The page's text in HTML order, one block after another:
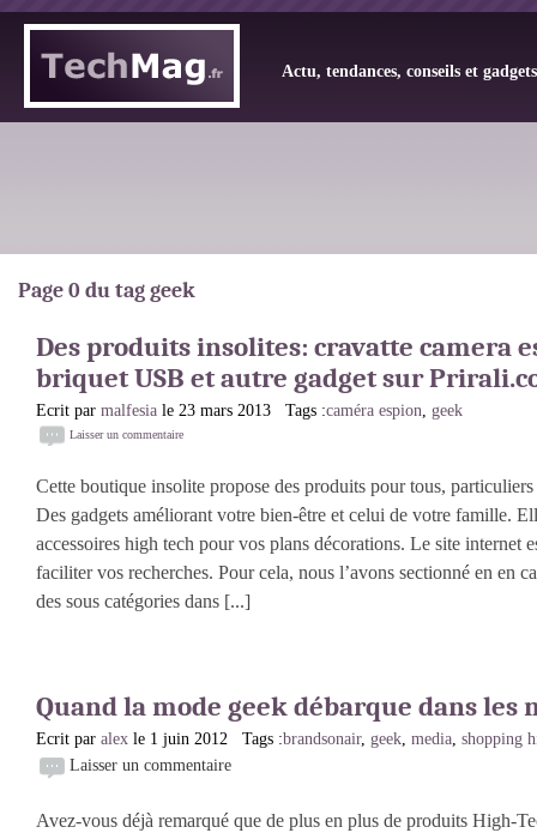
Actu, tendances, conseils et
Page 0 du tag geek
Des produits insolites: cravatte camera
briquet USB et autre gadget sur
Ecrit par malfesia le 23 mars 2013 Tags :caméra espion, geek
Laisser un commentaire
Cette boutique insolite propose des produits pour tous,
Des gadgets améliorant votre bien-être et celui de votre famille.
accessoires high tech pour vos plans décorations. Le site internet
faciliter vos recherches. Pour cela, nous l’avons sectionné en en
des sous catégories dans [...]
Quand la mode geek débarque dans les
Ecrit par alex le 1 juin 2012 Tags :brandsonair, geek, media, shopping
Laisser un commentaire
Avez-vous déjà remarqué que de plus en plus de produits High-